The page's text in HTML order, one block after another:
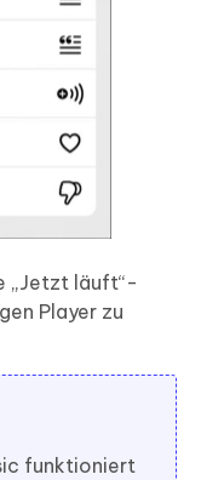
„Jetzt läuft“-
Player zu
funktioniert